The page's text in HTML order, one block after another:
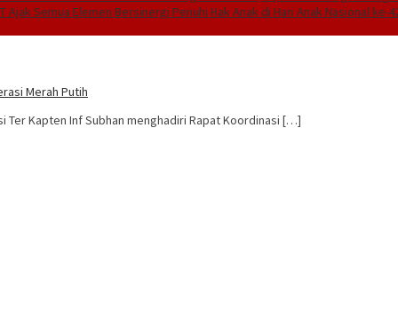
Ajak Semua Elemen Bersinergi Penuhi Hak Anak di Hari Anak Nasional ke-
Merah Putih
Ter Kapten Inf Subhan menghadiri Rapat Koordinasi […]